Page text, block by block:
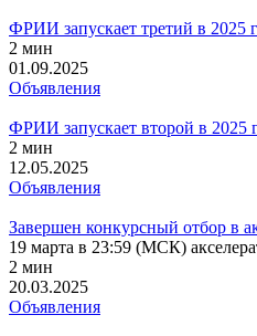
ФРИИ запускает третий в 2025
2 мин
01.09.2025
Объявления
ФРИИ запускает второй в 2025
2 мин
12.05.2025
Объявления
Завершен конкурсный отбор в
19 марта в 23:59 (МСК)
2 мин
20.03.2025
Объявления